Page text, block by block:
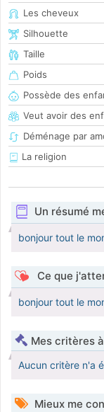
Les cheveux
Silhouette
Taille
Poids
Possède des
Veut avoir des
Déménage par
La religion
Un résumé
bonjour tout le
Ce que
bonjour tout le
Mes critères
Aucun critère n'a
Mieux me